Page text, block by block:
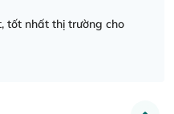
tốt nhất thị trường cho